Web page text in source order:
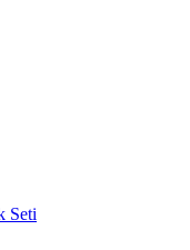
Seti